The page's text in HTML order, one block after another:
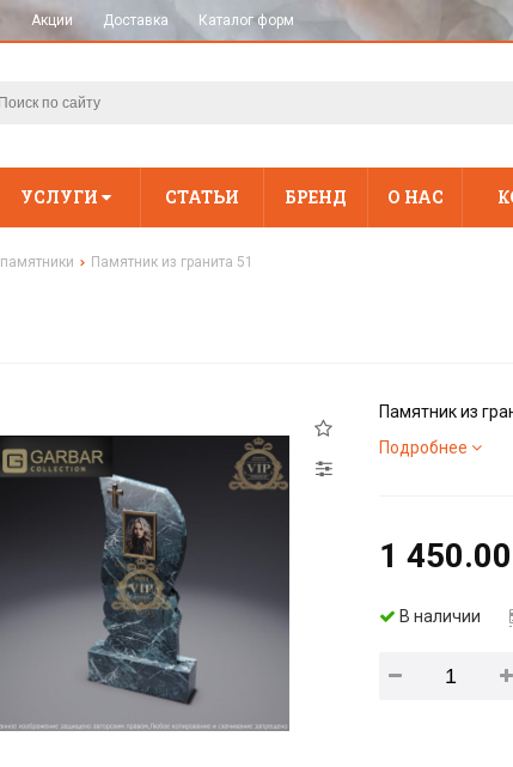
Акции Доставка Каталог форм
УСЛУГИ СТАТЬИ БРЕНД О НАС
Памятник из гранита 51
Памятник из
Подробнее
1
В наличии